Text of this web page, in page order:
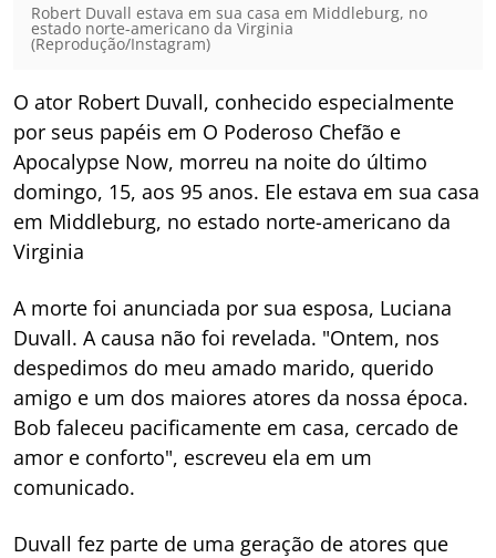
Robert Duvall estava em sua casa em Middleburg, no
estado norte-americano da Virginia
(Reprodução/Instagram)
O ator Robert Duvall, conhecido especialmente
por seus papéis em O Poderoso Chefão e
Apocalypse Now, morreu na noite do último
domingo, 15, aos 95 anos. Ele estava em sua casa
em Middleburg, no estado norte-americano da
Virginia
A morte foi anunciada por sua esposa, Luciana
Duvall. A causa não foi revelada. "Ontem, nos
despedimos do meu amado marido, querido
amigo e um dos maiores atores da nossa época.
Bob faleceu pacificamente em casa, cercado de
amor e conforto", escreveu ela em um
comunicado.
Duvall fez parte de uma geração de atores que